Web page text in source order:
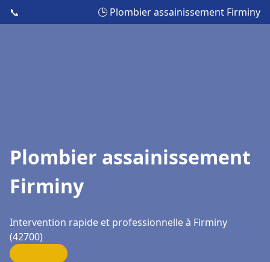
📞 🕒 Plombier assainissement Firminy
Plombier assainissement
Firminy
Intervention rapide et professionnelle à Firminy
(42700)